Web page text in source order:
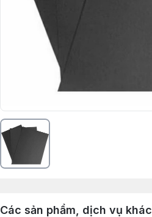
Các sản phẩm, dịch vụ khác